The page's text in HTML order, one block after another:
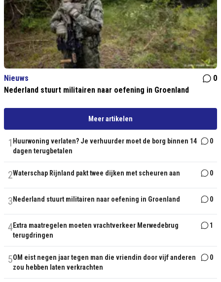
Nieuws
0
Nederland stuurt militairen naar oefening in Groenland
Meer artikelen
1 Huurwoning verlaten? Je verhuurder moet de borg binnen 14
dagen terugbetalen
0
2Waterschap Rijnland pakt twee dijken met scheuren aan 0
3 Nederland stuurt militairen naar oefening in Groenland 0
4Extra maatregelen moeten vrachtverkeer Merwedebrug
terugdringen
1
5OM eist negen jaar tegen man die vriendin door vijf anderen
zou hebben laten verkrachten
0